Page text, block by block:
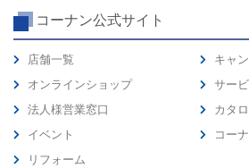
コーナン公式サイト
店舗一覧
オンラインショップ
法人様営業窓口
イベント
リフォーム
キャ
サー
カタ
コー